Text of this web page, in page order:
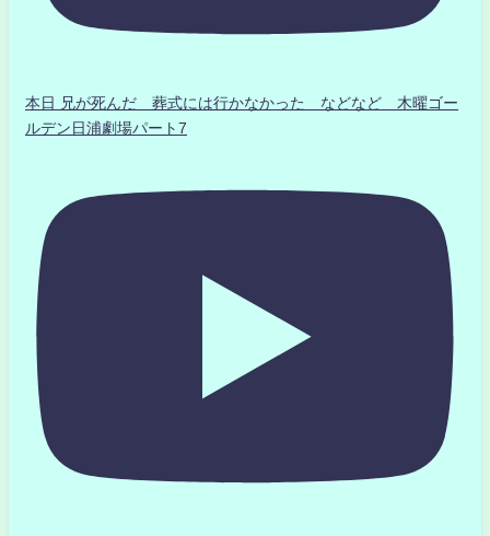
本日 兄が死んだ 葬式には行かなかった などなど 木曜ゴー
ルデン日浦劇場パート7